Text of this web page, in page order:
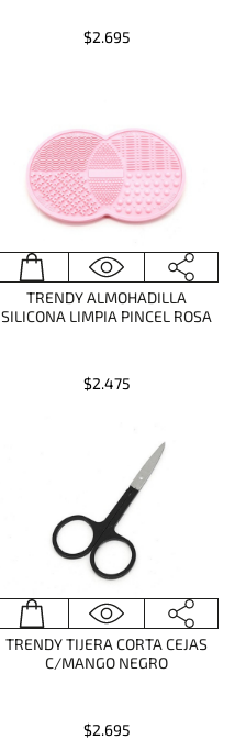
$2.695
TRENDY ALMOHADILLA
SILICONA LIMPIA PINCEL ROSA
$2.475
TRENDY TIJERA CORTA CEJAS
C/MANGO NEGRO
$2.695